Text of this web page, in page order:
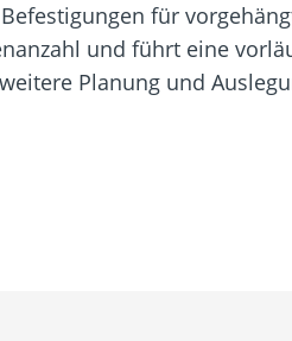
für
und führt eine
Planung und